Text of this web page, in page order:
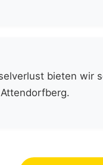
bieten wir